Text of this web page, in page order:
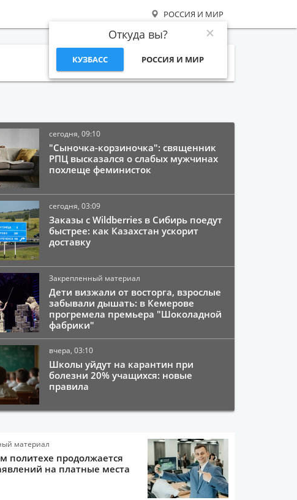
РОССИЯ И МИР
Откуда вы?
КУЗБАСС РОССИЯ И МИР
Поиск
сегодня, 09:10
"Сыночка-корзиночка": священник
РПЦ высказался о слабых мужчинах
похлеще феминисток
сегодня, 03:09
Заказы с Wildberries в Сибирь поедут
быстрее: как Казахстан ускорит
доставку
Закрепленный материал
Дети визжали от восторга, взрослые
забывали дышать: в Кемерове
прогремела премьера "Шоколадной
фабрики"
вчера, 03:10
Школы уйдут на карантин при
болезни 20% учащихся: новые
правила
материал
политехе продолжается
на платные места